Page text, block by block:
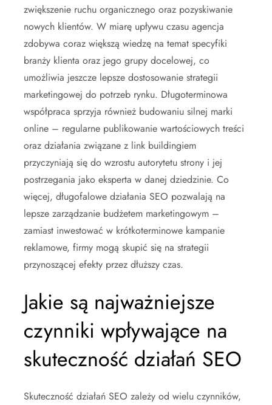
zwiększenie ruchu organicznego oraz pozyskiwanie
nowych klientów. W miarę upływu czasu agencja
zdobywa coraz większą wiedzę na temat specyfiki
branży klienta oraz jego grupy docelowej, co
umożliwia jeszcze lepsze dostosowanie strategii
marketingowej do potrzeb rynku. Długoterminowa
współpraca sprzyja również budowaniu silnej marki
online – regularne publikowanie wartościowych treści
oraz działania związane z link buildingiem
przyczyniają się do wzrostu autorytetu strony i jej
postrzegania jako eksperta w danej dziedzinie. Co
więcej, długofalowe działania SEO pozwalają na
lepsze zarządzanie budżetem marketingowym –
zamiast inwestować w krótkoterminowe kampanie
reklamowe, firmy mogą skupić się na strategii
przynoszącej efekty przez dłuższy czas.
Jakie są najważniejsze
czynniki wpływające na
skuteczność działań SEO
Skuteczność działań SEO zależy od wielu czynników,